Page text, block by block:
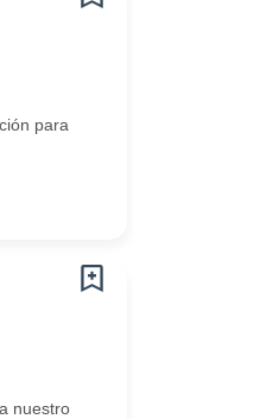
para
nuestro